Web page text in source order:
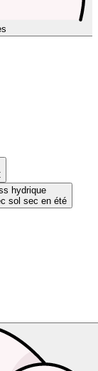
hydrique
sol sec en été